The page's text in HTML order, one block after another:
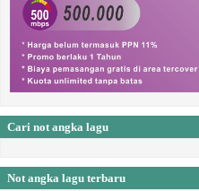
Cari not angka lagu
Not angka lagu terbaru